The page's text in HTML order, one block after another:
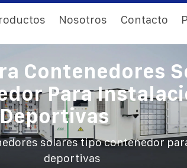
Nosotros Contacto
Contenedores
Para
Deportivas
solares tipo contenedor
deportivas